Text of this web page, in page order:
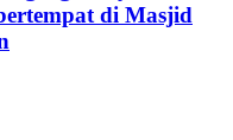
di Masjid